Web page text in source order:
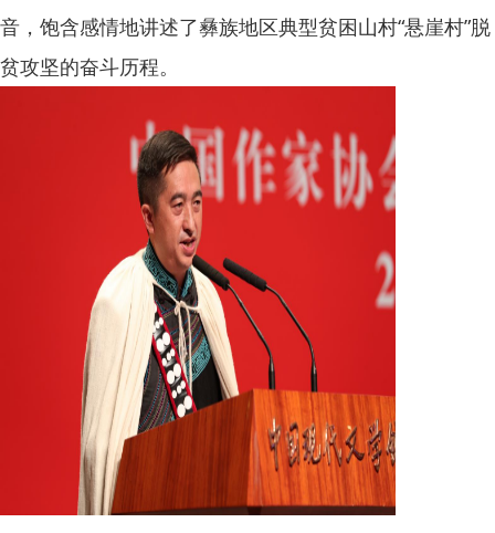
音，饱含感情地讲述了彝族地区典型贫困山村“悬崖村”脱
贫攻坚的奋斗历程。